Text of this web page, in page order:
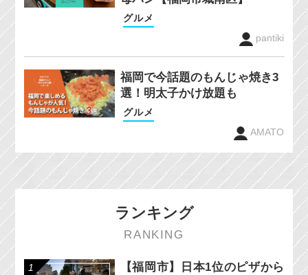
グルメ
pantiki
福岡で今話題のもんじゃ焼き3
選！明太子かけ放題も
グルメ
AMATO
ランキング
RANKING
【福岡市】日本1位のピザから